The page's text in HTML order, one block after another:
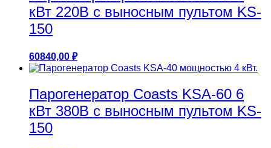
кВт 220В с выносным пультом KS-
150
60840,00 ₽
Парогенератор Coasts KSA-60 6
кВт 380В с выносным пультом KS-
150